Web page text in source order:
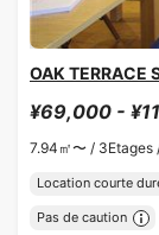
OAK TERRACE
¥69,000 -
7.94㎡〜 / 3Etages
Location courte
Pas de caution